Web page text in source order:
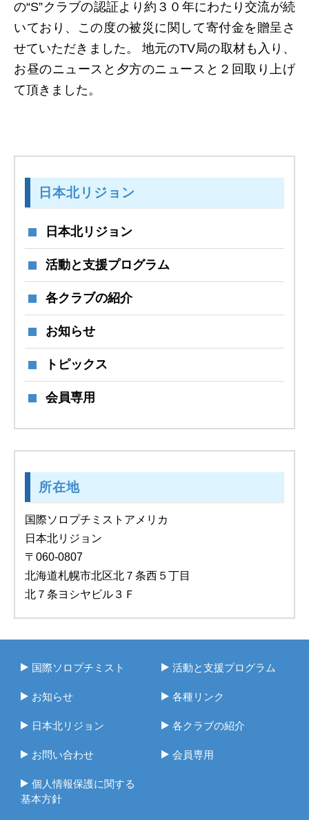
の“S”クラブの認証より約３０年にわたり交流が続
いており、この度の被災に関して寄付金を贈呈さ
せていただきました。 地元のTV局の取材も入り、
お昼のニュースと夕方のニュースと２回取り上げ
て頂きました。
日本北リジョン
日本北リジョン
活動と支援プログラム
各クラブの紹介
お知らせ
トピックス
会員専用
所在地
国際ソロプチミストアメリカ
日本北リジョン
〒060-0807
北海道札幌市北区北７条西５丁目
北７条ヨシヤビル３Ｆ
国際ソロプチミスト 活動と支援プログラム
お知らせ 各種リンク
日本北リジョン 各クラブの紹介
お問い合わせ 会員専用
個人情報保護に関する
基本方針